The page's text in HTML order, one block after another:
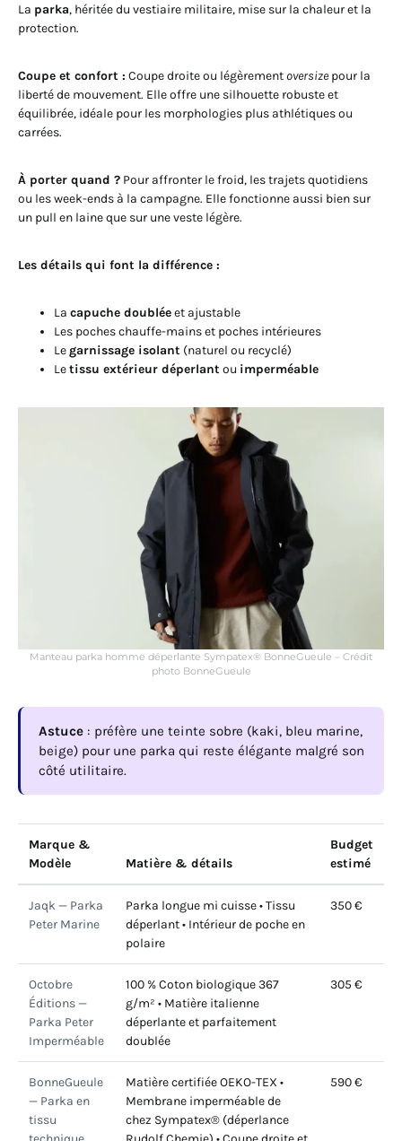
La parka, héritée du vestiaire militaire, mise sur la chaleur et la
protection.
Coupe et confort : Coupe droite ou légèrement oversizepour la
liberté de mouvement. Elle offre une silhouette robuste et
équilibrée, idéale pour les morphologies plus athlétiques ou
carrées.
À porter quand ? Pour affronter le froid, les trajets quotidiens
ou les week-ends à la campagne. Elle fonctionne aussi bien sur
un pull en laine que sur une veste légère.
Les détails qui font la différence :
La capuche doubléeet ajustable
Les poches chauffe-mains et poches intérieures
Legarnissage isolant (naturel ou recyclé)
Letissu extérieur déperlant ou imperméable
Manteau parka homme déperlante Sympatex® BonneGueule – Crédit
photo BonneGueule
Astuce : préfère une teinte sobre (kaki, bleu marine,
beige) pour une parka qui reste élégante malgré son
côté utilitaire.
Marque &
Modèle
Matière & détails
Budget
estimé
Jaqk — Parka
Peter Marine
Parka longue mi cuisse • Tissu
déperlant • Intérieur de poche en
polaire
350 €
Octobre
Éditions —
Parka Peter
Imperméable
100 % Coton biologique 367
g/m² • Matière italienne
déperlante et parfaitement
doublée
305 €
BonneGueule
— Parka en
tissu
Matière certifiée OEKO-TEX •
Membrane imperméable de
chez Sympatex® (déperlance
590 €